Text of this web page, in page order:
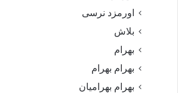
اورمزد نرسى‏
بلاش
بهرام
بهرام بهرام
بهرام بهرامیان‏